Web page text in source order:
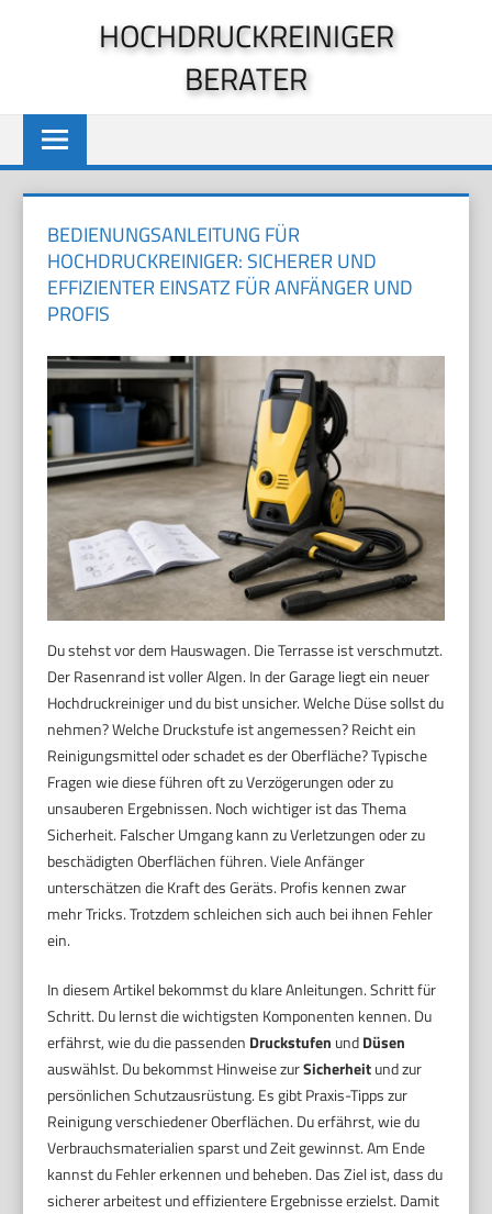
HOCHDRUCKREINIGER
BERATER
BEDIENUNGSANLEITUNG FÜR
HOCHDRUCKREINIGER: SICHERER UND
EFFIZIENTER EINSATZ FÜR ANFÄNGER UND
PROFIS
Du stehst vor dem Hauswagen. Die Terrasse ist verschmutzt.
Der Rasenrand ist voller Algen. In der Garage liegt ein neuer
Hochdruckreiniger und du bist unsicher. Welche Düse sollst du
nehmen? Welche Druckstufe ist angemessen? Reicht ein
Reinigungsmittel oder schadet es der Oberfläche? Typische
Fragen wie diese führen oft zu Verzögerungen oder zu
unsauberen Ergebnissen. Noch wichtiger ist das Thema
Sicherheit. Falscher Umgang kann zu Verletzungen oder zu
beschädigten Oberflächen führen. Viele Anfänger
unterschätzen die Kraft des Geräts. Profis kennen zwar
mehr Tricks. Trotzdem schleichen sich auch bei ihnen Fehler
ein.
In diesem Artikel bekommst du klare Anleitungen. Schritt für
Schritt. Du lernst die wichtigsten Komponenten kennen. Du
erfährst, wie du die passenden Druckstufen undDüsen
auswählst. Du bekommst Hinweise zurSicherheitund zur
persönlichen Schutzausrüstung. Es gibt Praxis-Tipps zur
Reinigung verschiedener Oberflächen. Du erfährst, wie du
Verbrauchsmaterialien sparst und Zeit gewinnst. Am Ende
kannst du Fehler erkennen und beheben. Das Ziel ist, dass du
sicherer arbeitest und effizientere Ergebnisse erzielst. Damit